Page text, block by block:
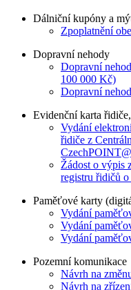
Dálniční kupóny a
Zpoplatnění
Dopravní nehody
Dopravní
100 000 Kč)
Dopravní
Evidenční karta
Vydání
řidiče z
Žádost o výpis
registru řidičů
Paměťové karty
Vydání
Vydání
Vydání
Pozemní komunikace
Návrh na
Návrh na